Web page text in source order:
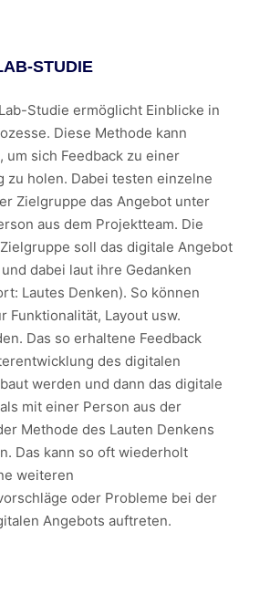
STUDIE
Studie ermöglicht Einblicke in
Diese Methode kann
um sich Feedback zu einer
zu holen. Dabei testen einzelne
Zielgruppe das Angebot unter
aus dem Projektteam. Die
soll das digitale Angebot
dabei laut ihre Gedanken
Lautes Denken). So können
Funktionalität, Layout usw.
Das so erhaltene Feedback
des digitalen
werden und dann das digitale
mit einer Person aus der
Methode des Lauten Denkens
Das kann so oft wiederholt
weiteren
oder Probleme bei der
Angebots auftreten.